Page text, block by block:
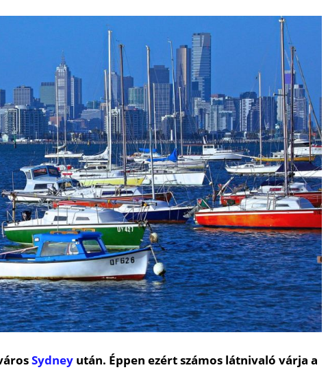
Sydney után. Éppen ezért számos látnivaló várja a